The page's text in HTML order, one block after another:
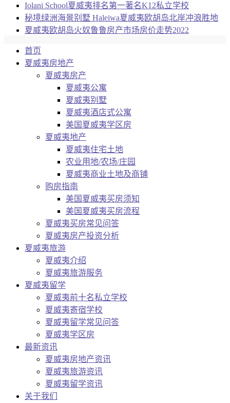
Iolani School夏威夷排名第一著名K12私立学校
秘境绿洲海景别墅 Haleiwa夏威夷欧胡岛北岸冲浪胜地
夏威夷欧胡岛火奴鲁鲁房产市场房价走势2022
首页
夏威夷房地产
夏威夷房产
夏威夷公寓
夏威夷别墅
夏威夷酒店式公寓
美国夏威夷学区房
夏威夷地产
夏威夷住宅土地
农业用地/农场/庄园
夏威夷商业土地及商铺
购房指南
美国夏威夷买房须知
美国夏威夷买房流程
夏威夷买房常见问答
夏威夷房产投资分析
夏威夷旅游
夏威夷介绍
夏威夷旅游服务
夏威夷留学
夏威夷前十名私立学校
夏威夷寄宿学校
夏威夷留学常见问答
夏威夷学区房
最新资讯
夏威夷房地产资讯
夏威夷旅游资讯
夏威夷留学资讯
关于我们